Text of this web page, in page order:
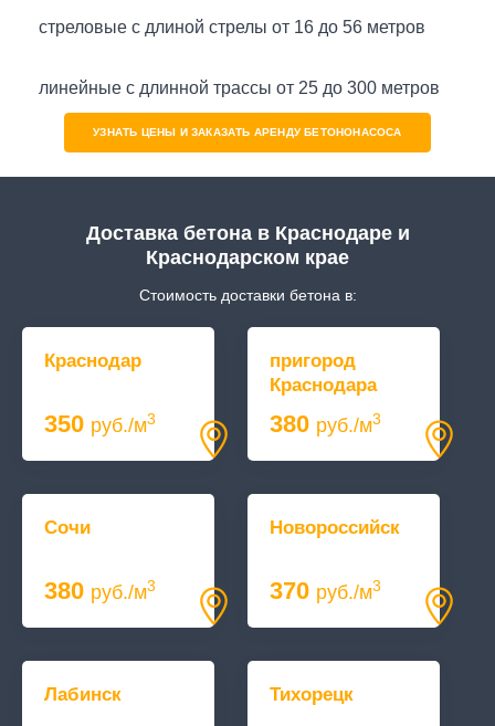
стреловые с длиной стрелы от 16 до 56 метров
линейные с длинной трассы от 25 до 300 метров
УЗНАТЬ ЦЕНЫ И ЗАКАЗАТЬ АРЕНДУ БЕТОНОНАСОСА
Доставка бетона в Краснодаре и
Краснодарском крае
Стоимость доставки бетона в:
Краснодар
350 руб./м3
пригород
Краснодара
380 руб./м3
Сочи
380 руб./м3
Новороссийск
370 руб./м3
Лабинск Тихорецк